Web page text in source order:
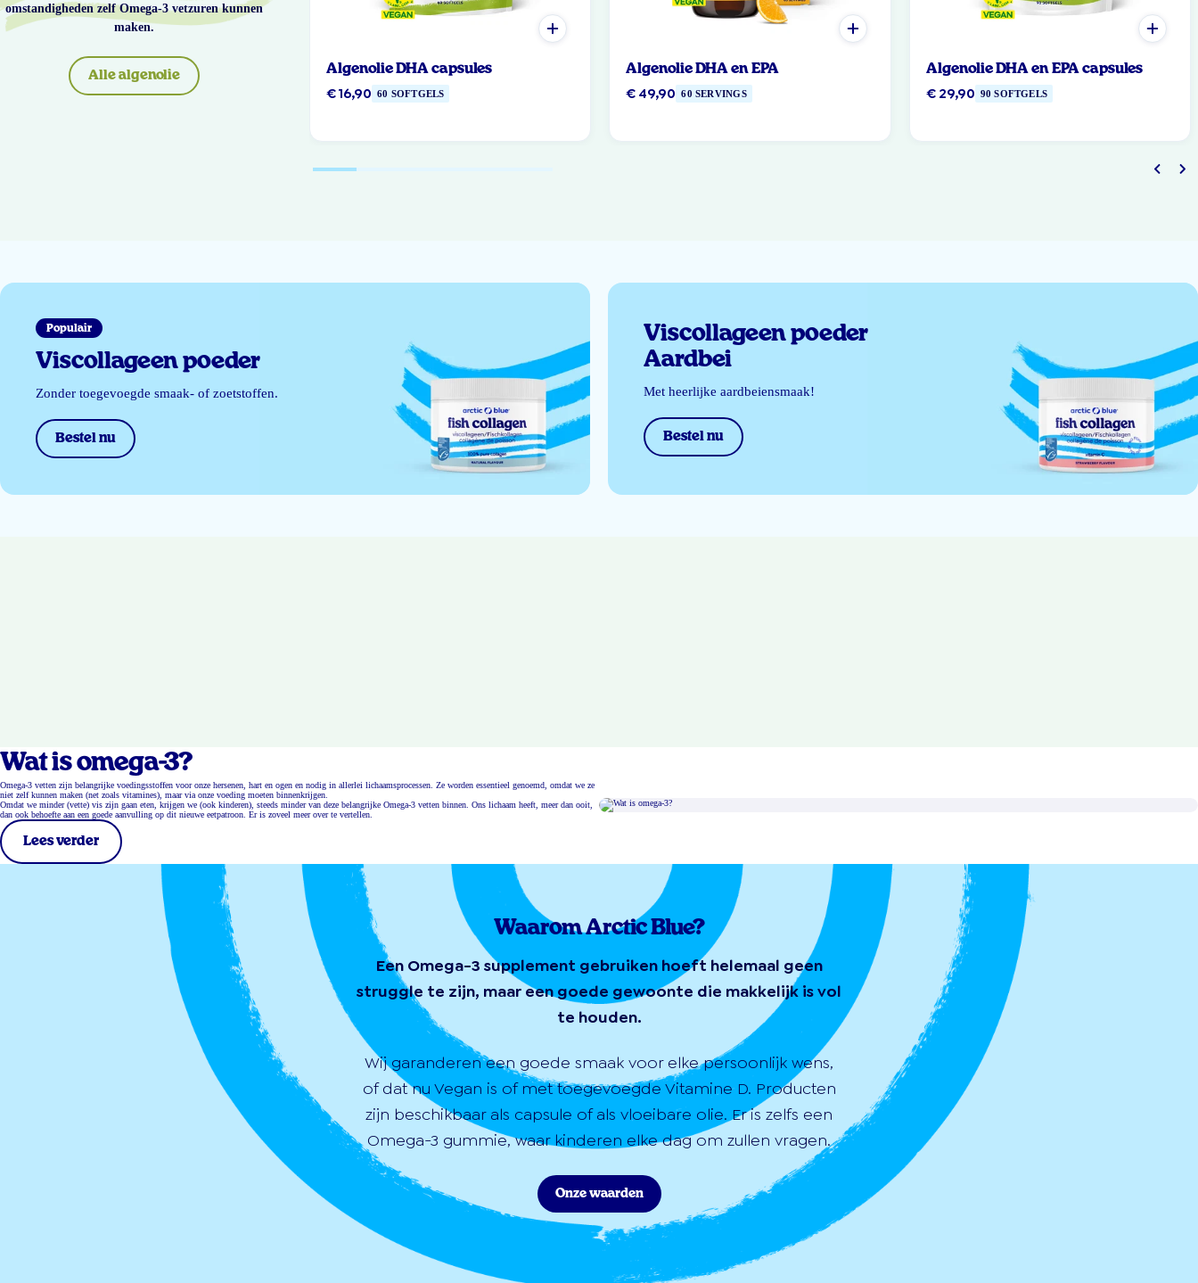
omstandigheden zelf Omega-3 vetzuren kunnen
maken.
Alle algenolie Algenolie DHA capsules
€ 16,90 60 SOFTGELS
Algenolie DHA en EPA
€ 49,90 60 SERVINGS
Algenolie DHA en EPA capsules
€ 29,90 90 SOFTGELS
Populair
Viscollageen poeder
Zonder toegevoegde smaak- of zoetstoffen.
Bestel nu
Viscollageen poeder
Aardbei
Met heerlijke aardbeiensmaak!
Bestel nu
Wat is omega-3?
Omega-3 vetten zijn belangrijke voedingsstoffen voor onze hersenen, hart en ogen en nodig in allerlei lichaamsprocessen. Ze worden essentieel genoemd, omdat we ze
niet zelf kunnen maken (net zoals vitamines), maar via onze voeding moeten binnenkrijgen.
Omdat we minder (vette) vis zijn gaan eten, krijgen we (ook kinderen), steeds minder van deze belangrijke Omega-3 vetten binnen. Ons lichaam heeft, meer dan ooit,
dan ook behoefte aan een goede aanvulling op dit nieuwe eetpatroon. Er is zoveel meer over te vertellen.
Lees verder
Waarom Arctic Blue?
Een Omega-3 supplement gebruiken hoeft helemaal geen
struggle te zijn, maar een goede gewoonte die makkelijk is vol
te houden.
Wij garanderen een goede smaak voor elke persoonlijk wens,
of dat nu Vegan is of met toegevoegde Vitamine D. Producten
zijn beschikbaar als capsule of als vloeibare olie. Er is zelfs een
Omega-3 gummie, waar kinderen elke dag om zullen vragen.
Onze waarden